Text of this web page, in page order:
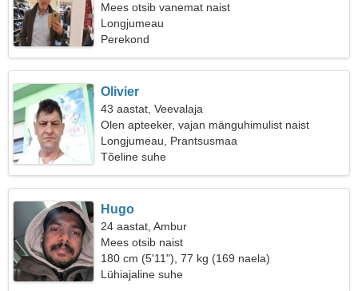
Mees otsib vanemat naist
Longjumeau
Perekond
Olivier
43 aastat, Veevalaja
Olen apteeker, vajan mänguhimulist naist
Longjumeau, Prantsusmaa
Tõeline suhe
Hugo
24 aastat, Ambur
Mees otsib naist
180 cm (5'11"), 77 kg (169 naela)
Lühiajaline suhe